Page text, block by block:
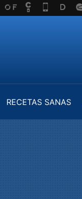
RECETAS SANAS